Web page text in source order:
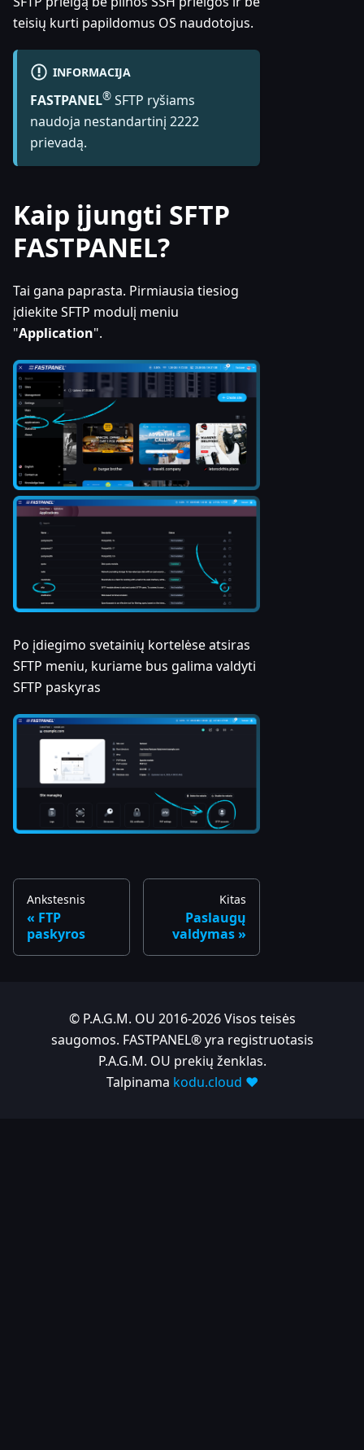
teisių kurti papildomus OS naudotojus.
INFORMACIJA
FASTPANEL® SFTP ryšiams
naudoja nestandartinį 2222
prievadą.
Kaip įjungti SFTP
FASTPANEL?
Tai gana paprasta. Pirmiausia tiesiog
įdiekite SFTP modulį meniu
"Application".
Po įdiegimo svetainių kortelėse atsiras
SFTP meniu, kuriame bus galima valdyti
SFTP paskyras
Ankstesnis
FTP
paskyros
Kitas
Paslaugų
valdymas
© P.A.G.M. OU 2016-2026 Visos teisės
saugomos. FASTPANEL® yra registruotasis
P.A.G.M. OU prekių ženklas.
Talpinama kodu.cloud ❤️